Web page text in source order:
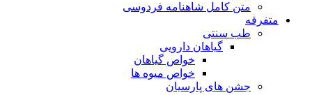
متن کامل شاهنامه فردوسی
متفرقه
طب سنتی
گیاهان دارویی
خواص گیاهان
خواص میوه ها
جشن های پارسیان